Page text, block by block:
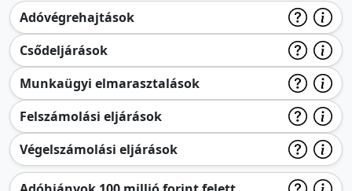
Adóvégrehajtások
Csődeljárások
Munkaügyi elmarasztalások
Felszámolási eljárások
Végelszámolási eljárások